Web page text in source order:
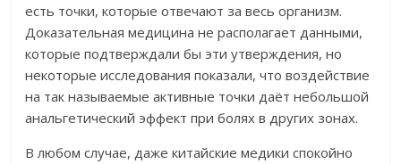
есть точки, которые отвечают за весь организм.
Доказательная медицина не располагает данными,
которые подтверждали бы эти утверждения, но
некоторые исследования показали, что воздействие
на так называемые активные точки даёт небольшой
анальгетический эффект при болях в других зонах.
В любом случае, даже китайские медики спокойно